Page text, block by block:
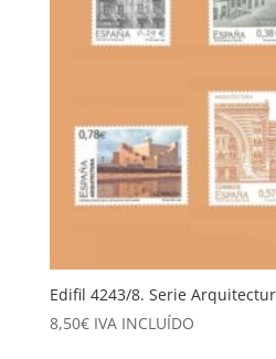
Edifil 4243/8. Serie
8,50€ IVA INCLUÍDO